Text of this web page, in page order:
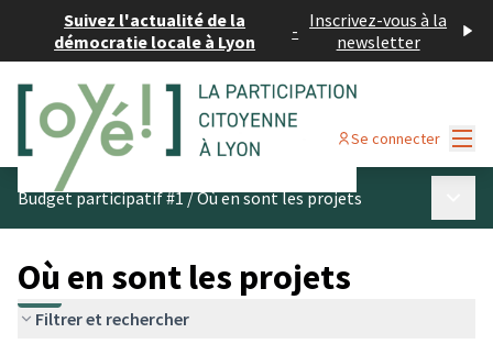
Suivez l'actualité de la
démocratie locale à Lyon
- Inscrivez-vous à la
newsletter
Se connecter
Budget participatif #1/Où en sont les projets
Où en sont les projets
Filtrer et rechercher